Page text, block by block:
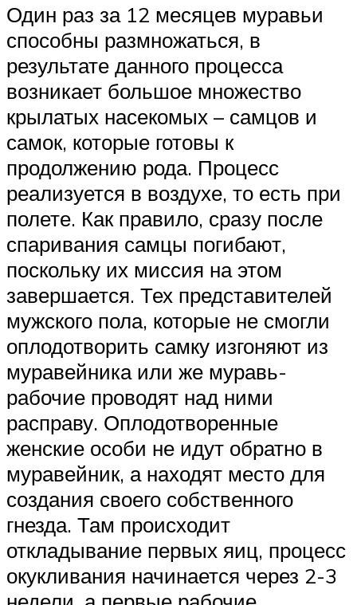
Один раз за 12 месяцев муравьи
способны размножаться, в
результате данного процесса
возникает большое множество
крылатых насекомых – самцов и
самок, которые готовы к
продолжению рода. Процесс
реализуется в воздухе, то есть при
полете. Как правило, сразу после
спаривания самцы погибают,
поскольку их миссия на этом
завершается. Тех представителей
мужского пола, которые не смогли
оплодотворить самку изгоняют из
муравейника или же муравь-
рабочие проводят над ними
расправу. Оплодотворенные
женские особи не идут обратно в
муравейник, а находят место для
создания своего собственного
гнезда. Там происходит
откладывание первых яиц, процесс
окукливания начинается через 2-3